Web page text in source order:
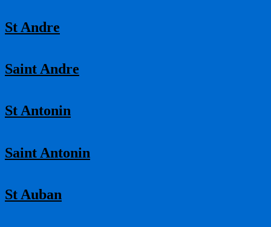
St Andre
Saint Andre
St Antonin
Saint Antonin
St Auban